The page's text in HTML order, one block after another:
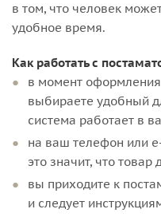
в том, что человек
удобное время.
Как работать с
в момент
выбираете удобный
система работает в
на ваш телефон или
это значит, что товар
вы приходите к
и следует